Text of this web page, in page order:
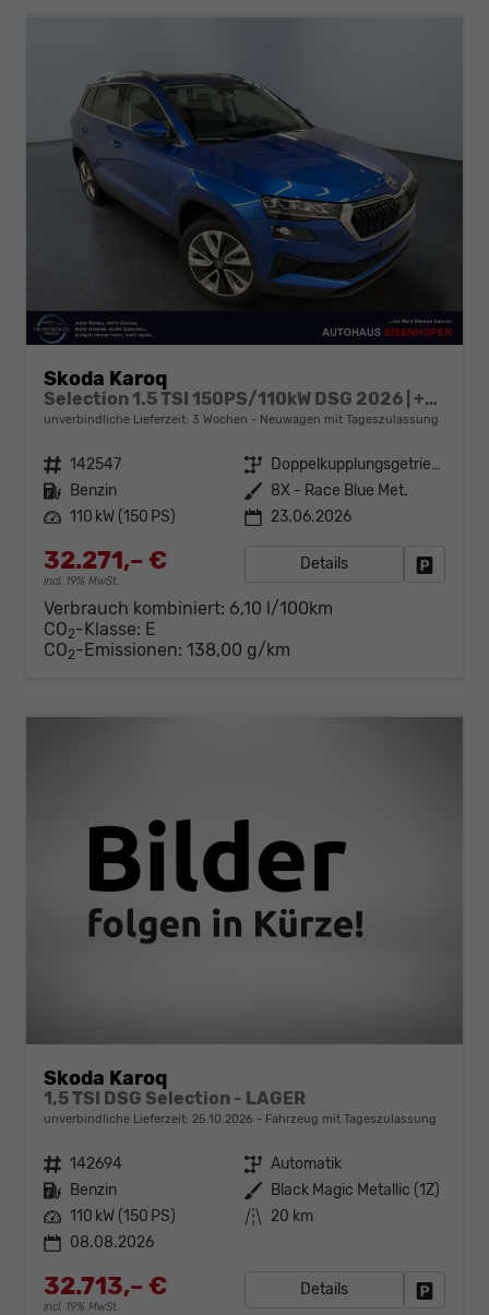
Skoda Karoq
Selection 1.5 TSI 150PS/110kW DSG 2026 | +TravelAssist +RFK & Parksensoren +Var. Gepäckraumboden
unverbindliche Lieferzeit: 3 Wochen Neuwagen mit Tageszulassung
Fahrzeugnr. 142547 Getriebe
Doppelkupplungsgetriebe (DSG)
Kraftstoff Benzin Außenfarbe 8X - Race Blue Met.
Leistung 110 kW (150 PS) 23.06.2026
32.271,– €
incl. 19% MwSt.
Details
Verbrauch kombiniert: 6,10 l/100km
CO2-Klasse: E
CO2-Emissionen: 138,00 g/km
Skoda Karoq
1,5 TSI DSG Selection - LAGER
unverbindliche Lieferzeit: 25.10.2026 Fahrzeug mit Tageszulassung
Fahrzeugnr. 142694 Getriebe Automatik
Kraftstoff Benzin Außenfarbe Black Magic Metallic (1Z)
Leistung 110 kW (150 PS) Kilometerstand 20 km
08.08.2026
32.713,– €
incl. 19% MwSt.
Details